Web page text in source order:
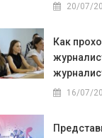
20/07/
Как
16/07/